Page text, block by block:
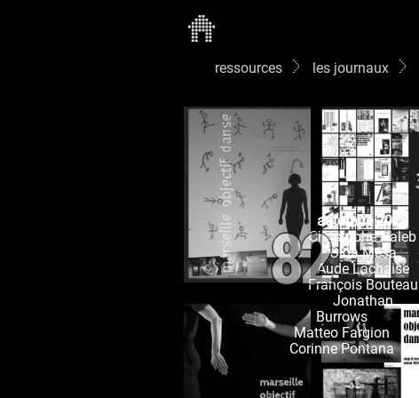
ressources les journaux
82automne 2022
Christophe Haleb
Olga Mesa
Aude Lachaise
François Bouteau
Jonathan
Burrows
Matteo Fargion
Corinne Pontana